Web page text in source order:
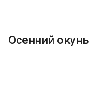
Осенний окунь